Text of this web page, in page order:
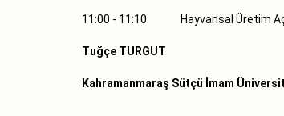
11:00 - 11:10 Hayvansal Üretim
Tuğçe TURGUT
Kahramanmaraş Sütçü İmam